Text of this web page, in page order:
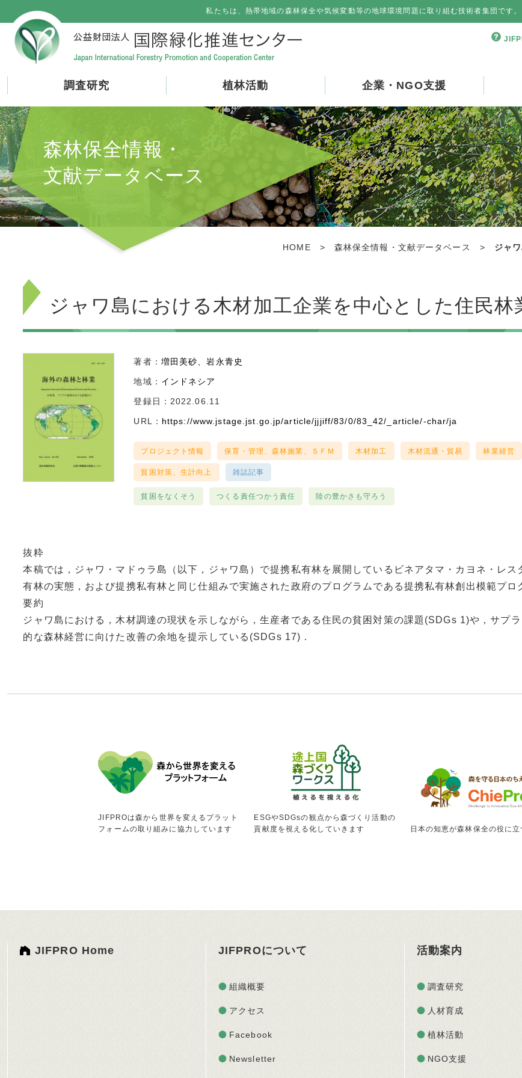
私たちは、熱帯地域の森林保全や気候変動等の地球環境問題に取り組む技術者集団です。
調査研究 植林活動 企業・NGO支援
森林保全情報・
文献データベース
HOME > 森林保全情報・文献データベース > ジャ
ジャワ島における木材加工企業を中心とした住民林
著者： 増田美砂 岩永青史
地域： インドネシア
登録日：2022.06.11
URL： https://www.jstage.jst.go.jp/article/jjjiff/83/0/83_42/_article/-char/ja
プロジェクト情報 保育・管理、森林施業、ＳＦＭ 木材加工 木材流通・貿易 林業経営
貧困対策、生計向上 雑誌記事
貧困をなくそう つくる責任つかう責任 陸の豊かさも守ろう
抜粋
本稿では，ジャワ・マドゥラ島（以下，ジャワ島）で提携私有林を展開しているビネアタマ・カヨネ・レ
有林の実態，および提携私有林と同じ仕組みで実施された政府のプログラムである提携私有林創出模範プロ
要約
ジャワ島における，木材調達の現状を示しながら，生産者である住民の貧困対策の課題(SDGs 1)や，サプ
的な森林経営に向けた改善の余地を提示している(SDGs 17)．
JIFPROは森から世界を変えるプラット
フォームの取り組みに協力しています
ESGやSDGsの観点から森づくり活動の
貢献度を視える化していきます
日本の知恵が森林保全の役に立
JIFPRO Home JIFPROについて
組織概要
アクセス
Facebook
Newsletter
活動案内
調査研究
人材育成
植林活動
NGO支援